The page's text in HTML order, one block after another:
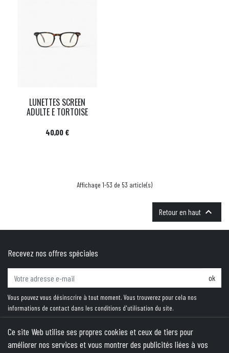
LUNETTES SCREEN
ADULTE E TORTOISE
Prix
40,00 €
Affichage 1-53 de 53 article(s)
Retour en haut 
Recevez nos offres spéciales
ok
Vous pouvez vous désinscrire à tout moment. Vous trouverez pour cela nos
informations de contact dans les conditions d'utilisation du site.
PRODUITS
Ce site Web utilise ses propres cookies et ceux de tiers pour
améliorer nos services et vous montrer des publicités liées à vos